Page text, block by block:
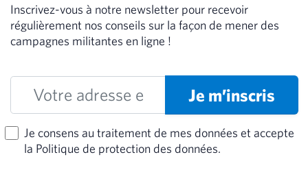
Inscrivez-vous à notre newsletter pour recevoir
régulièrement nos conseils sur la façon de mener des
campagnes militantes en ligne !
Je m’inscris
Je consens au traitement de mes données et accepte
la Politique de protection des données.